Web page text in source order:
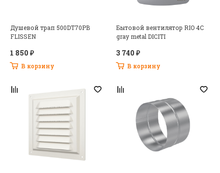
Душевой трап 500DT70PB
FLISSEN
1 850 ₽
В корзину
Бытовой вентилятор RIO 4C
gray metal DICITI
3 740 ₽
В корзину